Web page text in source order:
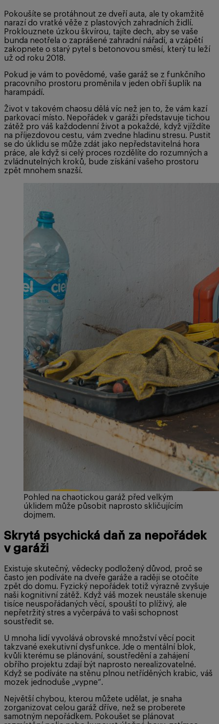
Pokoušíte se protáhnout ze dveří auta, ale ty okamžitě
narazí do vratké věže z plastových zahradních židlí.
Proklouznete úzkou škvírou, tajíte dech, aby se vaše
bunda neotřela o zaprášené zahradní nářadí, a vzápětí
zakopnete o starý pytel s betonovou směsí, který tu leží
už od roku 2018.
Pokud je vám to povědomé, vaše garáž se z funkčního
pracovního prostoru proměnila v jeden obří šuplík na
harampádí.
Život v takovém chaosu dělá víc než jen to, že vám kazí
parkovací místo. Nepořádek v garáži představuje tichou
zátěž pro váš každodenní život a pokaždé, když vjíždíte
na příjezdovou cestu, vám zvedne hladinu stresu. Pustit
se do úklidu se může zdát jako nepředstavitelná hora
práce, ale když si celý proces rozdělíte do rozumných a
zvládnutelných kroků, bude získání vašeho prostoru
zpět mnohem snazší.
Pohled na chaotickou garáž před velkým
úklidem může působit naprosto skličujícím
dojmem.
Skrytá psychická daň za nepořádek
v garáži
Existuje skutečný, vědecky podložený důvod, proč se
často jen podíváte na dveře garáže a raději se otočíte
zpět do domu. Fyzický nepořádek totiž výrazně zvyšuje
naši kognitivní zátěž. Když váš mozek neustále skenuje
tisíce neuspořádaných věcí, spouští to plíživý, ale
nepřetržitý stres a vyčerpává to vaši schopnost
soustředit se.
U mnoha lidí vyvolává obrovské množství věcí pocit
takzvané exekutivní dysfunkce. Jde o mentální blok,
kvůli kterému se plánování, soustředění a zahájení
obřího projektu zdají být naprosto nerealizovatelné.
Když se podíváte na stěnu plnou netříděných krabic, váš
mozek jednoduše „vypne“.
Největší chybou, kterou můžete udělat, je snaha
zorganizovat celou garáž dříve, než se proberete
samotným nepořádkem. Pokoušet se plánovat